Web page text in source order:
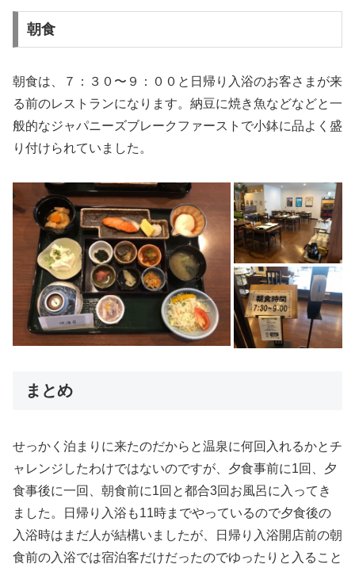
朝食
朝食は、７：３０〜９：００と日帰り入浴のお客さまが来
る前のレストランになります。納豆に焼き魚などなどと一
般的なジャパニーズブレークファーストで小鉢に品よく盛
り付けられていました。
まとめ
せっかく泊まりに来たのだからと温泉に何回入れるかとチ
ャレンジしたわけではないのですが、夕食事前に1回、夕
食事後に一回、朝食前に1回と都合3回お風呂に入ってき
ました。日帰り入浴も11時までやっているので夕食後の
入浴時はまだ人が結構いましたが、日帰り入浴開店前の朝
食前の入浴では宿泊客だけだったのでゆったりと入ること